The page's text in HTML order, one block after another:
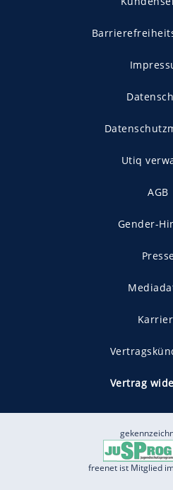
Utiq
AGB
Gender-
Vertrag
freenet ist Mitglied im